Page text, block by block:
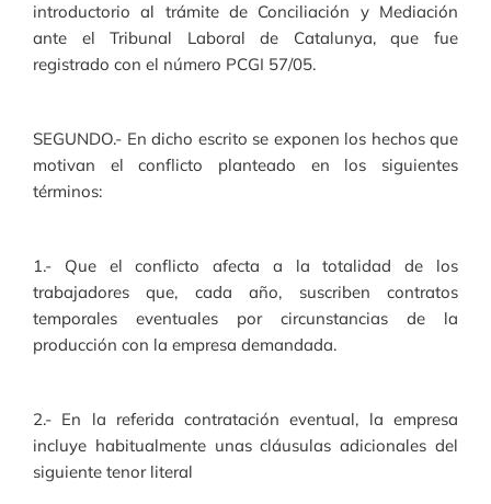
introductorio al trámite de Conciliación y Mediación
ante el Tribunal Laboral de Catalunya, que fue
registrado con el número PCGI 57/05.
SEGUNDO.- En dicho escrito se exponen los hechos que
motivan el conflicto planteado en los siguientes
términos:
1.- Que el conflicto afecta a la totalidad de los
trabajadores que, cada año, suscriben contratos
temporales eventuales por circunstancias de la
producción con la empresa demandada.
2.- En la referida contratación eventual, la empresa
incluye habitualmente unas cláusulas adicionales del
siguiente tenor literal